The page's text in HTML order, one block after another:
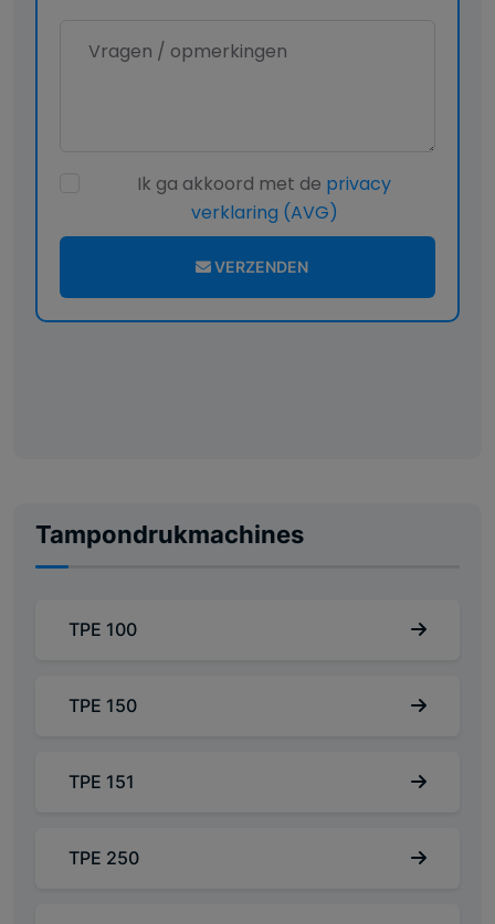
Ik ga akkoord met de privacy
verklaring (AVG)
VERZENDEN
Tampondrukmachines
TPE 100
TPE 150
TPE 151
TPE 250